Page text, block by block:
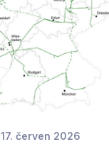
17. červen 2026